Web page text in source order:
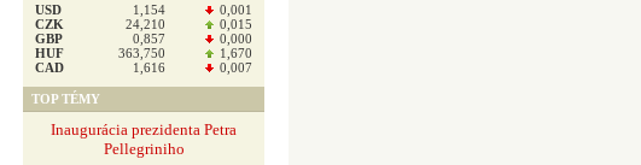
USD 1,154
0,001
CZK
24,210
0,015
GBP
0,857
0,000
HUF
363,750
1,670
CAD
1,616 0,007
TOP TÉMY
Inaugurácia prezidenta Petra
Pellegriniho